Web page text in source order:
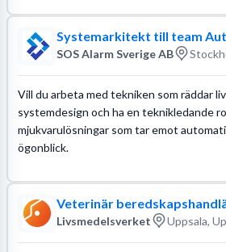
Systemarkitekt till team
SOS Alarm Sverige AB
Vill du arbeta med tekniken som räddar
systemdesign och ha en teknikledande
mjukvarulösningar som tar emot
ögonblick.
Veterinär
Livsmedelsverket Uppsala,